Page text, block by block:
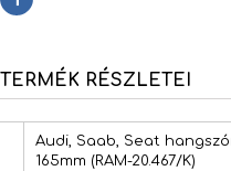
TERMÉK RÉSZLETEI
Audi, Saab, Seat
165mm (RAM-20.467/K)